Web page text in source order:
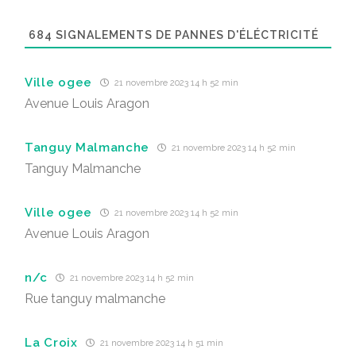
684 SIGNALEMENTS DE PANNES D'ÉLÉCTRICITÉ
Ville ogee 21 novembre 2023 14 h 52 min
Avenue Louis Aragon
Tanguy Malmanche 21 novembre 2023 14 h 52 min
Tanguy Malmanche
Ville ogee 21 novembre 2023 14 h 52 min
Avenue Louis Aragon
n/c 21 novembre 2023 14 h 52 min
Rue tanguy malmanche
La Croix 21 novembre 2023 14 h 51 min